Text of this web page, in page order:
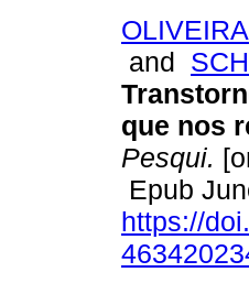
and
que nos
Pesqui.
Epub
https://